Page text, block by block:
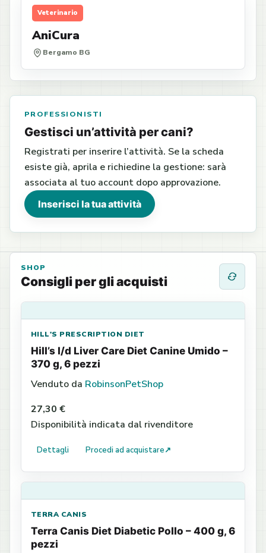
Veterinario
AniCura
Bergamo BG
PROFESSIONISTI
Gestisci un’attività per cani?
Registrati per inserire l’attività. Se la scheda
esiste già, aprila e richiedine la gestione: sarà
associata al tuo account dopo approvazione.
Inserisci la tua attività
SHOP
Consigli per gli acquisti
HILL'S PRESCRIPTION DIET
Hill’s l/d Liver Care Diet Canine Umido –
370 g, 6 pezzi
Venduto da RobinsonPetShop
27,30 €
Disponibilità indicata dal rivenditore
Dettagli Procedi ad acquistare↗
TERRA CANIS
Terra Canis Diet Diabetic Pollo – 400 g, 6
pezzi